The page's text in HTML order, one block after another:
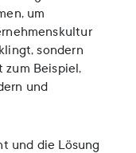
um
sondern
zum Beispiel,
und
und die Lösung